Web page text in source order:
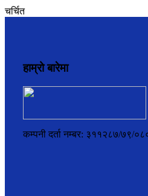
चर्चित
हाम्रो बारेमा
कम्पनी दर्ता नम्बर: ३११२८७/७९/